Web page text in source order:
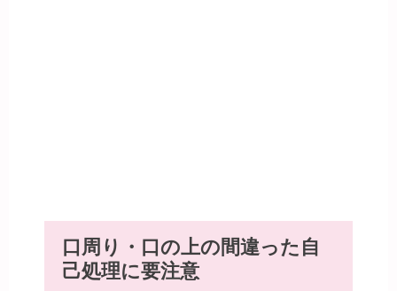
口周り・口の上の間違った自
己処理に要注意